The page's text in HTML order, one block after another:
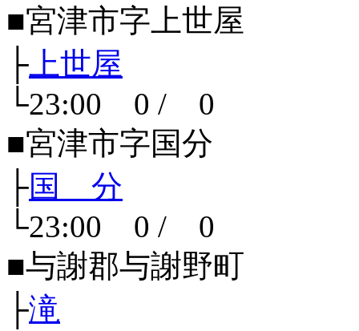
■宮津市字上世屋
├ 上世屋
└23:00 0 / 0
■宮津市字国分
├国 分
└23:00 0 / 0
■与謝郡与謝野町
├滝